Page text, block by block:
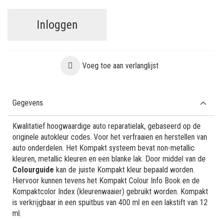
Inloggen
Voeg toe aan verlanglijst
Gegevens
Kwalitatief hoogwaardige auto reparatielak, gebaseerd op de
originele autokleur codes. Voor het verfraaien en herstellen van
auto onderdelen. Het Kompakt systeem bevat non-metallic
kleuren, metallic kleuren en een blanke lak. Door middel van de
Colourguide kan de juiste Kompakt kleur bepaald worden.
Hiervoor kunnen tevens het Kompakt Colour Info Book en de
Kompaktcolor Index (kleurenwaaier) gebruikt worden. Kompakt
is verkrijgbaar in een spuitbus van 400 ml en een lakstift van 12
ml.